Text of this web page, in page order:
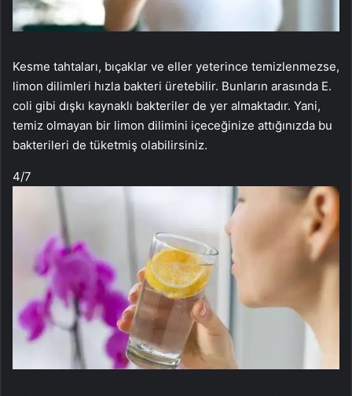
Kesme tahtaları, bıçaklar ve eller yeterince temizlenmezse,
limon dilimleri hızla bakteri üretebilir. Bunların arasında E.
coli gibi dışkı kaynaklı bakteriler de yer almaktadır. Yani,
temiz olmayan bir limon dilimini içeceğinize attığınızda bu
bakterileri de tüketmiş olabilirsiniz.
4/7